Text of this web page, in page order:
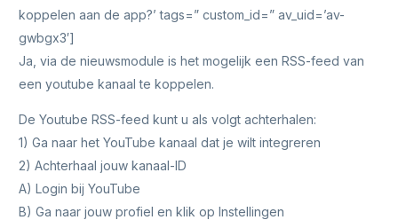
koppelen aan de app?’ tags=” custom_id=” av_uid=’av-
gwbgx3′]
Ja, via de nieuwsmodule is het mogelijk een RSS-feed van
een youtube kanaal te koppelen.
De Youtube RSS-feed kunt u als volgt achterhalen:
1) Ga naar het YouTube kanaal dat je wilt integreren
2) Achterhaal jouw kanaal-ID
A) Login bij YouTube
B) Ga naar jouw profiel en klik op Instellingen